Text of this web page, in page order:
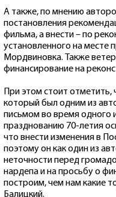
А также, по мнению
постановления
фильма, а внести – по
установленного на месте
Мордвиновка. Также
финансирование на
При этом стоит
который был одним из
письмом во время одного
празднованию 70-летия
что внести изменения в
поэтому он как один из
неточности перед
нардепа и на просьбу о
построим, чем нам какие
Балицкий.